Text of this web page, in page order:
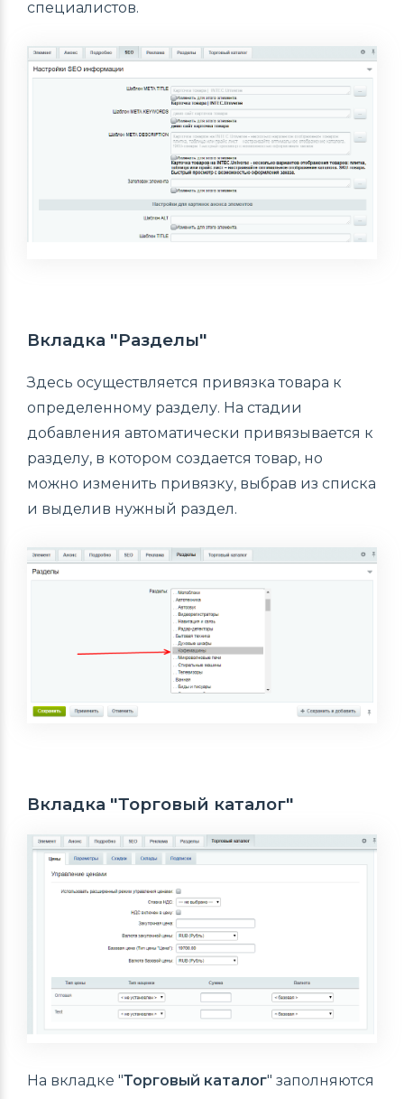
специалистов.
Вкладка "Разделы"
Здесь осуществляется привязка товара к
определенному разделу. На стадии
добавления автоматически привязывается к
разделу, в котором создается товар, но
можно изменить привязку, выбрав из списка
и выделив нужный раздел.
Вкладка "Торговый каталог"
На вкладке "Торговый каталог" заполняются